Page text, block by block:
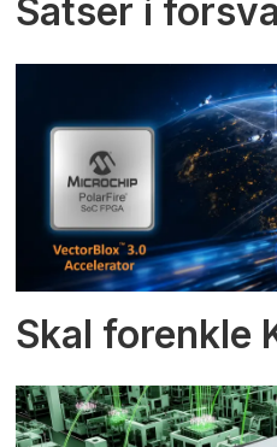
Satser i
Skal forenkle